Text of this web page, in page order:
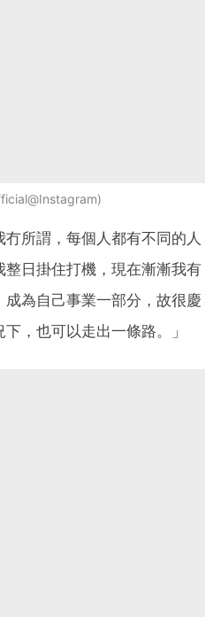
所謂，每個人都有不同的人
日掛住打機，現在漸漸我有
為自己事業一部分，故很慶
，也可以走出一條路。」